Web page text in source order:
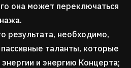
она может переключаться
результата, необходимо,
таланты, которые
и энергию Концерта;